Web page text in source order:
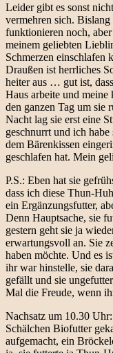
Leider gibt es sonst
vermehren sich.
funktionieren noch,
meinem geliebten
Schmerzen einschlafen
Draußen ist herrliches
heiter aus … gut ist,
Haus arbeite und meine
den ganzen Tag um sie
Nacht lag sie erst eine
geschnurrt und ich
dem Bärenkissen
geschlafen hat. Mein
P.S.: Eben hat sie
dass ich diese Thun-
ein Ergänzungsfutter,
Denn Hauptsache, sie
gestern geht sie ja
erwartungsvoll an. Sie
haben möchte. Und es
ihr war hinstelle, sie
gefällt und sie
Mal die Freude, wenn
Nachsatz um 10.30
Schälchen Biofutter
aufgemacht, ein